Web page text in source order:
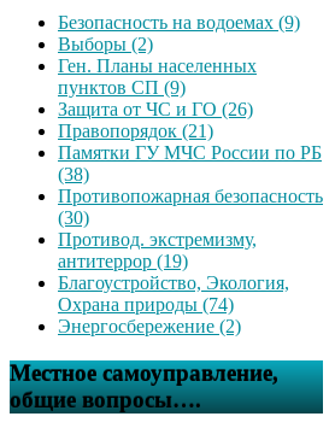
Безопасность на водоемах (9)
Выборы (2)
Ген. Планы населенных
пунктов СП (9)
Защита от ЧС и ГО (26)
Правопорядок (21)
Памятки ГУ МЧС России по РБ
(38)
Противопожарная безопасность
(30)
Противод. экстремизму,
антитеррор (19)
Благоустройство, Экология,
Охрана природы (74)
Энергосбережение (2)
Местное самоуправление,
общие вопросы….